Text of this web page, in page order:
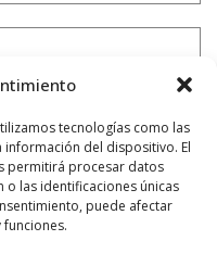
tecnologías como las
del dispositivo. El
permitirá procesar datos
las identificaciones únicas
puede afectar
el comentario sea
reducir el spam. Aprende
de tus comentarios.